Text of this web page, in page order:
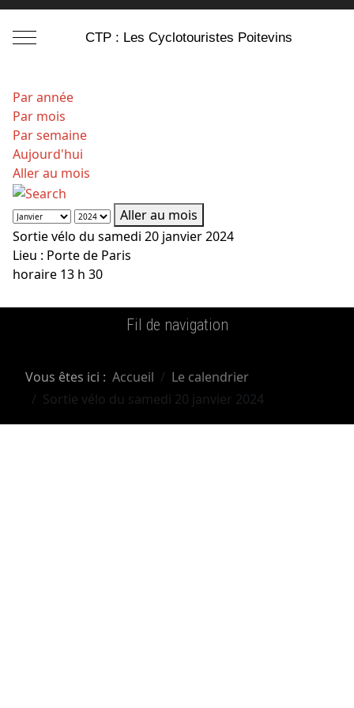
Mobile Menu ToggleCTP : Les Cyclotouristes Poitevins
Par année
Par mois
Par semaine
Aujourd'hui
Aller au mois
Aller au mois
Sortie vélo du samedi 20 janvier 2024
Lieu : Porte de Paris
horaire 13 h 30
Fil de navigation
Vous êtes ici :Accueil
Le calendrier
Sortie vélo du samedi 20 janvier 2024